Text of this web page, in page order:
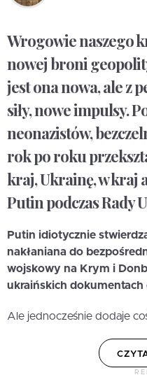
Wrogowie naszego
nowej broni
jest ona nowa, ale z
siły, nowe impulsy.
neonazistów,
rok po roku
kraj, Ukrainę, w kraj
Putin podczas Rady
Putin idiotycznie
nakłaniana do
wojskowy na Krym i
ukraińskich
Ale jednocześnie dodaje